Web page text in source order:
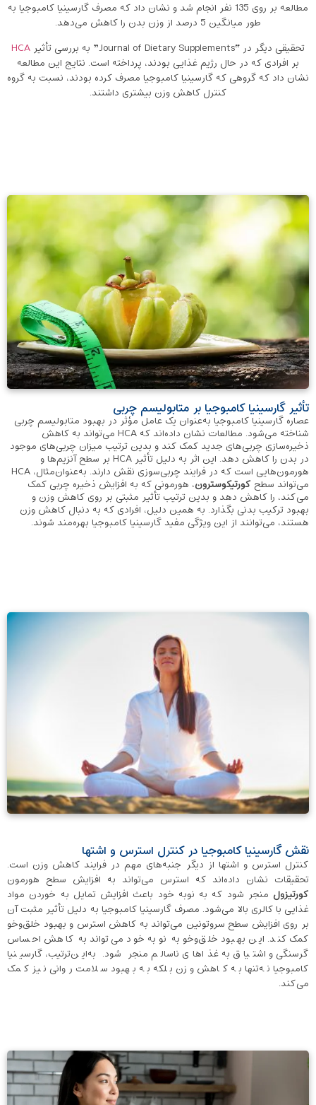
مطالعه بر روی 135 نفر انجام شد و نشان داد که مصرف گارسینیا کامبوجیا به
طور میانگین 5 درصد از وزن بدن را کاهش می‌دهد.
تحقیقی دیگر در “Journal of Dietary Supplements” به بررسی تأثیر
HCA
بر افرادی که در حال رژیم غذایی بودند، پرداخته است. نتایج این مطالعه
نشان داد که گروهی که گارسینیا کامبوجیا مصرف کرده بودند، نسبت به گروه
کنترل کاهش وزن بیشتری داشتند.
تأثیر گارسینیا کامبوجیا بر متابولیسم چربی
عصاره گارسینیا کامبوجیا به‌عنوان یک عامل مؤثر در بهبود متابولیسم چربی
شناخته می‌شود. مطالعات نشان داده‌اند که HCA می‌تواند به کاهش
ذخیره‌سازی چربی‌های جدید کمک کند و بدین ترتیب میزان چربی‌های موجود
در بدن را کاهش دهد. این اثر به دلیل تأثیر HCA بر سطح آنزیم‌ها و
هورمون‌هایی است که در فرایند چربی‌سوزی نقش دارند. به‌عنوان‌مثال، HCA
می‌تواند سطح کورتیکوسترون، هورمونی که به افزایش ذخیره چربی کمک
می‌کند، را کاهش دهد و بدین ترتیب تأثیر مثبتی بر روی کاهش وزن و
بهبود ترکیب بدنی بگذارد. به همین دلیل، افرادی که به دنبال کاهش وزن
هستند، می‌توانند از این ویژگی مفید گارسینیا کامبوجیا بهره‌مند شوند.
نقش گارسینیا کامبوجیا در کنترل استرس و اشتها
کنترل استرس و اشتها از دیگر جنبه‌های مهم در فرایند کاهش وزن است.
تحقیقات نشان داده‌اند که استرس می‌تواند به افزایش سطح هورمون
کورتیزول منجر شود که به نوبه خود باعث افزایش تمایل به خوردن مواد
غذایی با کالری بالا می‌شود. مصرف گارسینیا کامبوجیا به دلیل تأثیر مثبت آن
بر روی افزایش سطح سروتونین می‌تواند به کاهش استرس و بهبود خلق‌وخو
کمک کند. این بهبود خلق‌وخو به نوبه خود می‌تواند به کاهش احساس
گرسنگی و اشتیاق به غذاهای ناسالم منجر شود. به‌این‌ترتیب، گارسینیا
کامبوجیا نه‌تنها به کاهش وزن بلکه به بهبود سلامت روانی نیز کمک
می‌کند.